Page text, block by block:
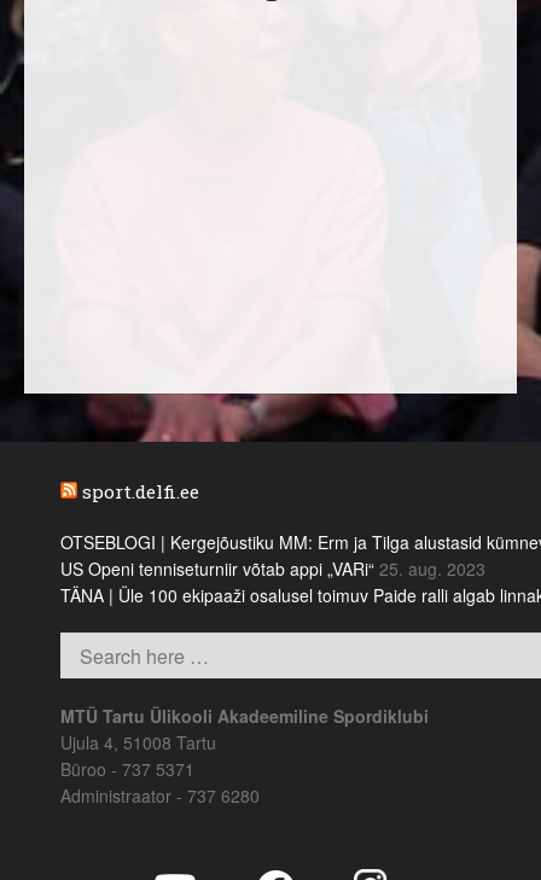
sport.delfi.ee
OTSEBLOGI | Kergejõustiku MM: Erm ja Tilga alustasid
US Openi tenniseturniir võtab appi „VARi“ 25. aug. 2023
TÄNA | Üle 100 ekipaaži osalusel toimuv Paide ralli algab
MTÜ Tartu Ülikooli Akadeemiline Spordiklubi
Ujula 4, 51008 Tartu
Büroo - 737 5371
Administraator - 737 6280